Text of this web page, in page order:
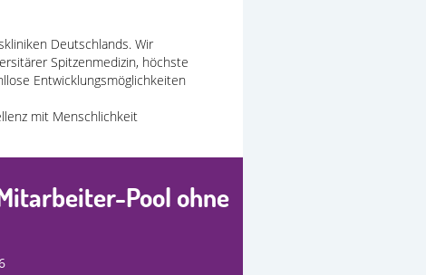
Deutschlands. Wir
Spitzenmedizin, höchste
Entwicklungsmöglichkeiten
mit Menschlichkeit
Pool ohne